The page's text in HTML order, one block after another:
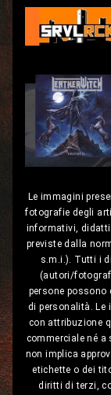
Le immagini
fotografie degli
informativi,
previste dalla
s.m.i.). Tutti i
(autori/
persone
di personalità. Le
con attribuzione
commerciale né a
non implica
etichette o dei
diritti di terzi,